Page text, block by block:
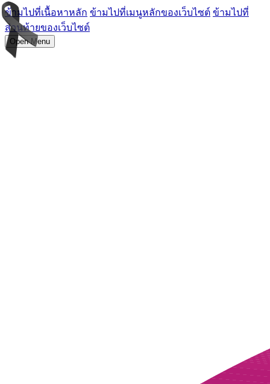
ข้ามไปที่เนื้อหาหลัก ข้ามไปที่เมนูหลักของเว็บไซต์ ข้ามไปที่
ส่วนท้ายของเว็บไซต์
Open Menu